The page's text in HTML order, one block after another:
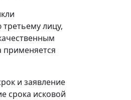
лицу,
применяется
и заявление
срока исковой